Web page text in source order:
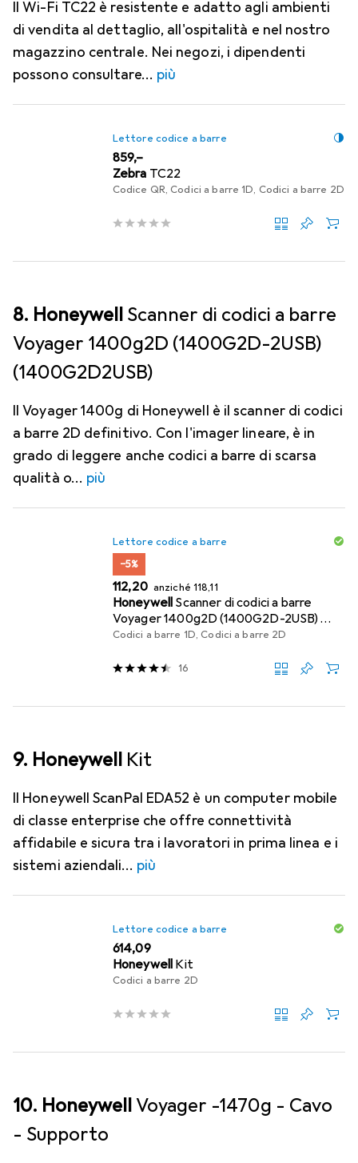
Il Wi-Fi TC22 è resistente e adatto agli ambienti
di vendita al dettaglio, all'ospitalità e nel nostro
magazzino centrale. Nei negozi, i dipendenti
possono consultare
più
Lettore codice a barre
EUR
859,–
Zebra TC22
Codice QR, Codici a barre 1D, Codici a barre 2D
8. Honeywell Scanner di codici a barre
Voyager 1400g2D (1400G2D-2USB)
(1400G2D2USB)
Il Voyager 1400g di Honeywell è il scanner di codici
a barre 2D definitivo. Con l'imager lineare, è in
grado di leggere anche codici a barre di scarsa
qualità o
più
Lettore codice a barre
−5%
EUR
112,20 anziché EUR
118,11
Honeywell Scanner di codici a barre
Voyager 1400g2D (1400G2D-2USB)
(1400G2D2USB)
Codici a barre 1D, Codici a barre 2D
16
9. Honeywell Kit
Il Honeywell ScanPal EDA52 è un computer mobile
di classe enterprise che offre connettività
affidabile e sicura tra i lavoratori in prima linea e i
sistemi aziendali
più
Lettore codice a barre
EUR
614,09
Honeywell Kit
Codici a barre 2D
10. HoneywellVoyager -1470g - Cavo
- Supporto